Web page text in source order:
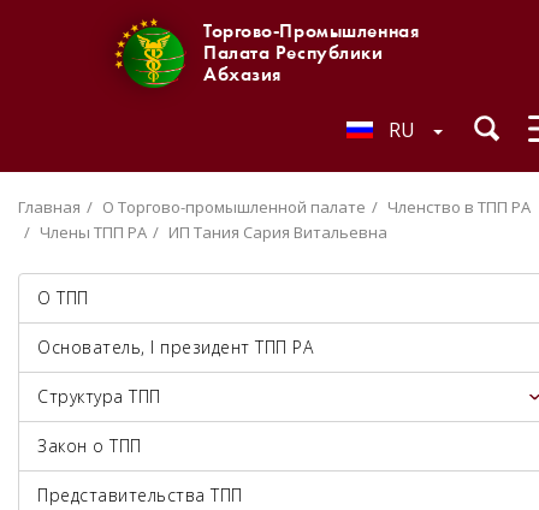
Торгово-Промышленная
Палата Республики
Абхазия
RU
Главная О Торгово-промышленной палате
Членство в ТПП РА
Члены ТПП РА
ИП Тания Сария Витальевна
О ТПП
Основатель, I президент ТПП РА
Структура ТПП
Закон о ТПП
Представительства ТПП